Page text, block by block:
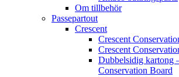
Om tillbehör
Passepartout
Crescent
Crescent
Crescent
Dubbelsidig kartong
Conservation Board